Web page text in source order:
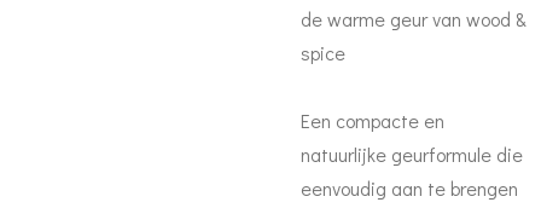
de warme geur van wood &
spice
Een compacte en
natuurlijke geurformule die
eenvoudig aan te brengen